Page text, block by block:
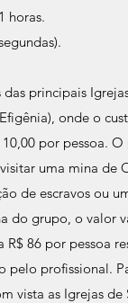
horas.
das principais
onde o
por pessoa.
uma mina de
de escravos ou
do grupo, o valor
R$ 86 por pessoa
pelo profissional.
vista as Igrejas